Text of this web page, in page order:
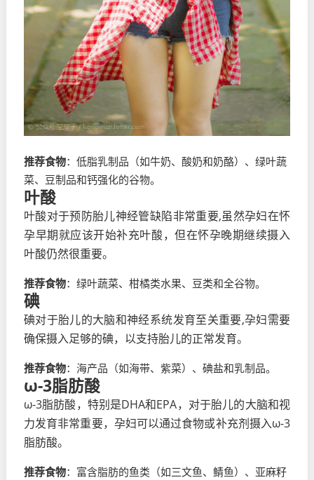
推荐食物：低脂乳制品（如牛奶、酸奶和奶酪）、绿叶蔬
菜、豆制品和钙强化的谷物。
叶酸
叶酸对于预防胎儿神经管缺陷非常重要,虽然孕妇在怀
孕早期就应该开始补充叶酸，但在怀孕晚期继续摄入
叶酸仍然很重要。
推荐食物：绿叶蔬菜、柑橘类水果、豆类和全谷物。
碘
碘对于胎儿的大脑和神经系统发育至关重要,孕妇需要
确保摄入足够的碘，以支持胎儿的正常发育。
推荐食物：海产品（如海带、紫菜）、碘盐和乳制品。
ω-3脂肪酸
ω-3脂肪酸，特别是DHA和EPA，对于胎儿的大脑和视
力发育非常重要，孕妇可以通过食物或补充剂摄入ω-3
脂肪酸。
推荐食物：富含脂肪的鱼类（如三文鱼、鲭鱼）、亚麻籽